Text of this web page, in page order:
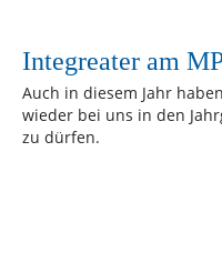
Integreater am
Auch in diesem Jahr
wieder bei uns in den
zu dürfen.